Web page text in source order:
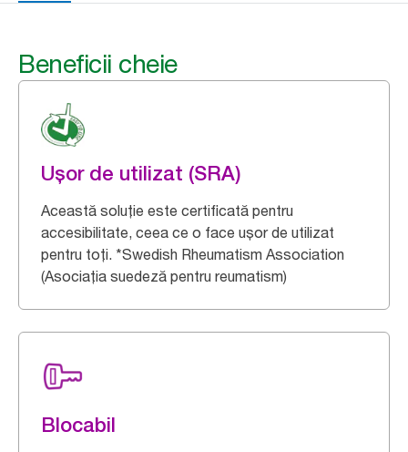
Beneficii cheie
Ușor de utilizat (SRA)
Această soluție este certificată pentru
accesibilitate, ceea ce o face ușor de utilizat
pentru toți. *Swedish Rheumatism Association
(Asociația suedeză pentru reumatism)
Blocabil